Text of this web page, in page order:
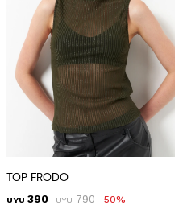
TOP FRODO
UYU 390 UYU 790 50